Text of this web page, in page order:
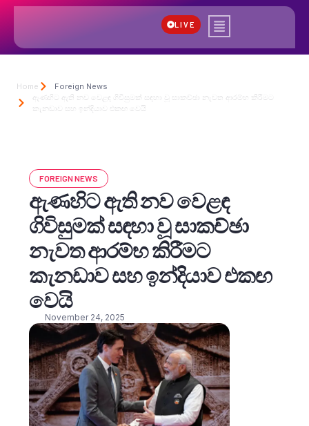
LIVE
Home
Foreign News
ඇණහිට ඇති නව වෙළඳ ගිවිසුමක් සඳහා වූ සාකච්ඡා නැවත ආරම්භ කිරීමට
කැනඩාව සහ ඉන්දියාව එකඟ වෙයි
FOREIGN NEWS
ඇණහිට ඇති නව වෙළඳ
ගිවිසුමක් සඳහා වූ සාකච්ඡා
නැවත ආරම්භ කිරීමට
කැනඩාව සහ ඉන්දියාව එකඟ
වෙයි
November 24, 2025